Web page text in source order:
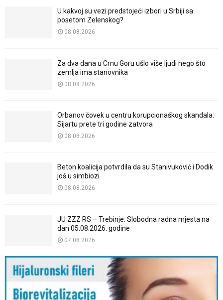
U kakvoj su vezi predstojeći izbori u Srbiji sa
posetom Zelenskog?
08.08.2026
Za dva dana u Crnu Goru ušlo više ljudi nego što
zemlja ima stanovnika
08.08.2026
Orbanov čovek u centru korupcionaškog skandala:
Sijartu prete tri godine zatvora
08.08.2026
Beton koalicija potvrdila da su Stanivuković i Dodik
još u simbiozi
08.08.2026
JU ZZZ RS – Trebinje: Slobodna radna mjesta na
dan 05.08.2026. godine
07.08.2026